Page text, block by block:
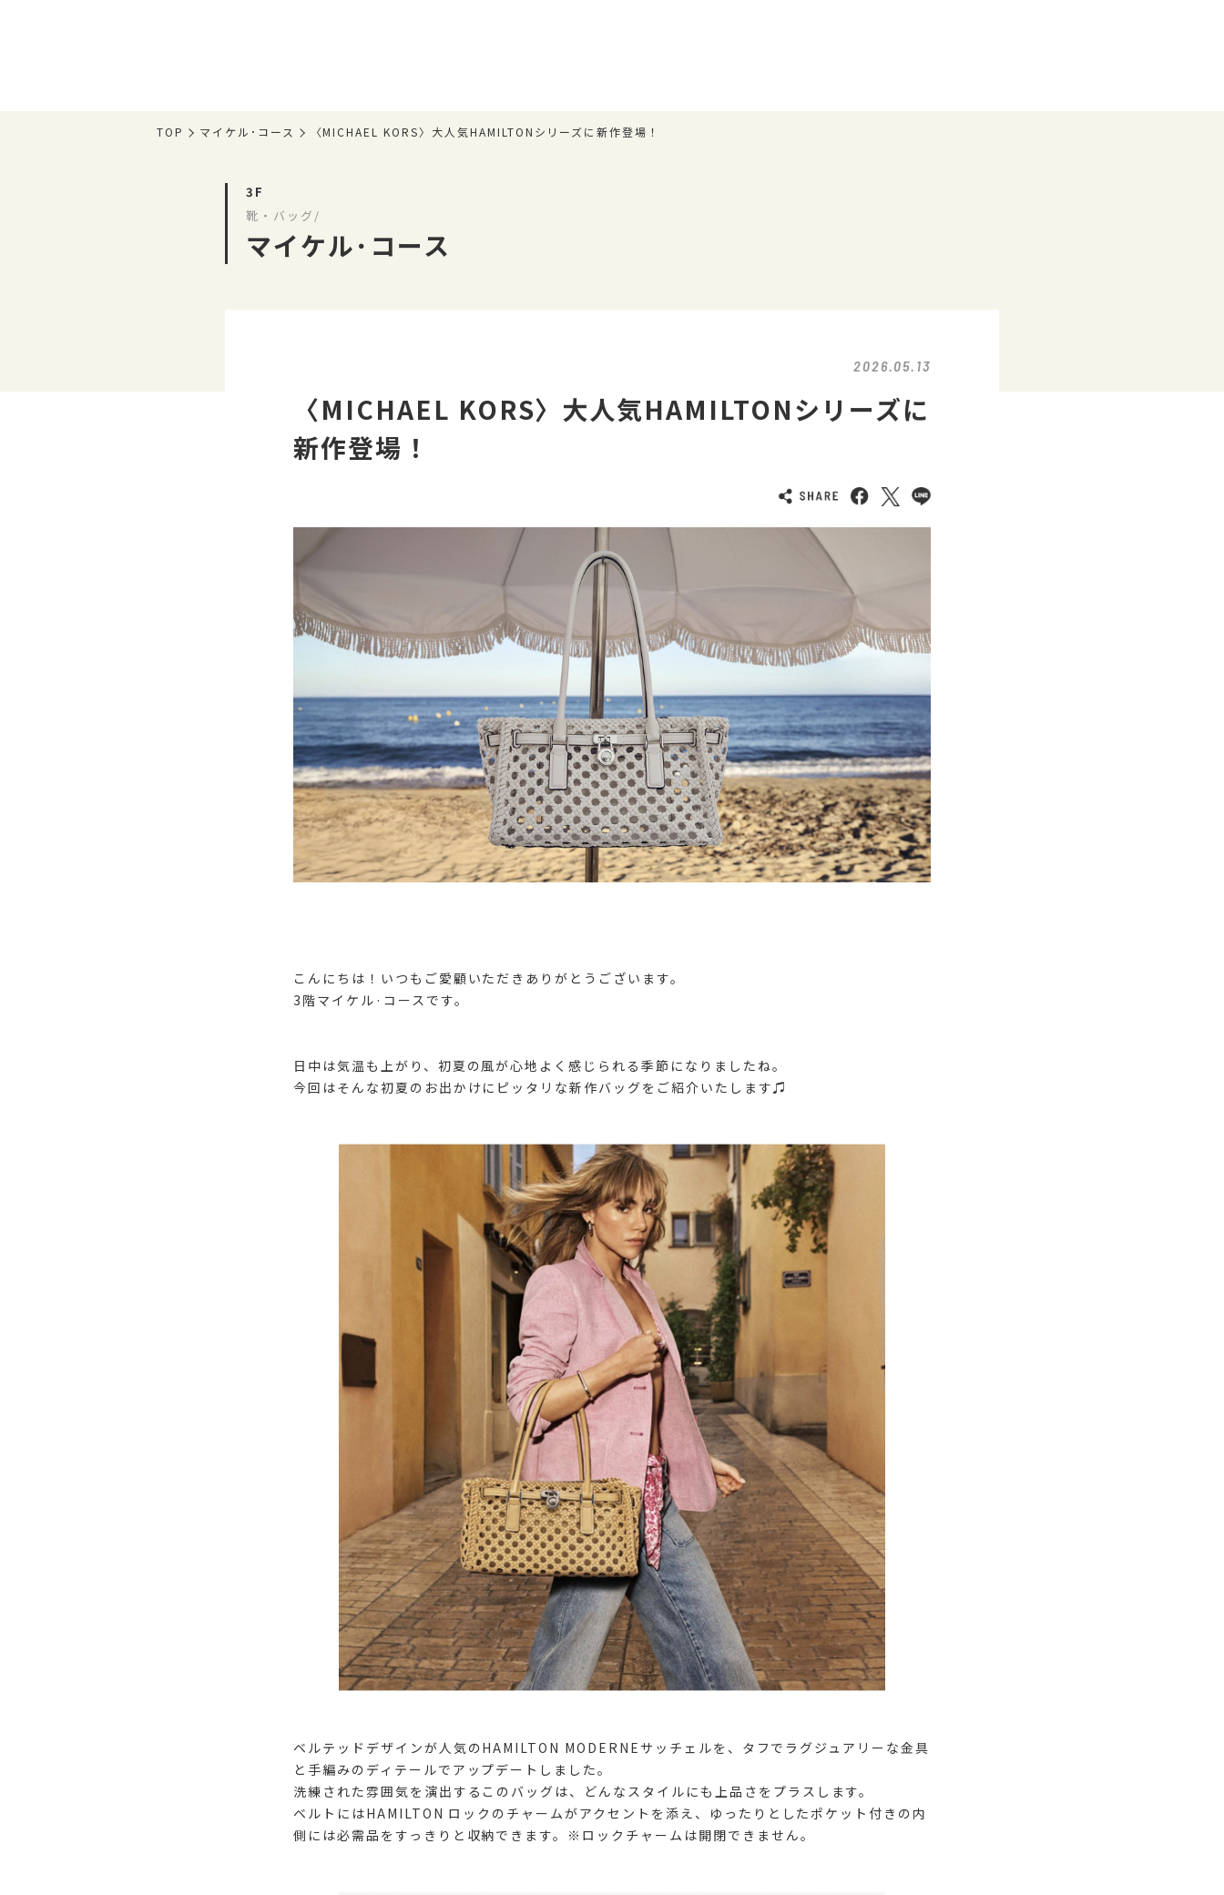
TOP マイケル･コース 〈MICHAEL KORS〉大人気HAMILTONシリーズに新作登場！
3F
靴・バッグ/
マイケル･コース
2026.05.13
〈MICHAEL KORS〉大人気HAMILTONシリーズに
新作登場！
こんにちは！いつもご愛顧いただきありがとうございます。
3階マイケル·コースです。
日中は気温も上がり、初夏の風が心地よく感じられる季節になりましたね。
今回はそんな初夏のお出かけにピッタリな新作バッグをご紹介いたします♫
ベルテッドデザインが人気のHAMILTON MODERNEサッチェルを、タフでラグジュアリーな金具
と手編みのディテールでアップデートしました。
洗練された雰囲気を演出するこのバッグは、どんなスタイルにも上品さをプラスします。
ベルトにはHAMILTON ロックのチャームがアクセントを添え、ゆったりとしたポケット付きの内
側には必需品をすっきりと収納できます。※ロックチャームは開閉できません。